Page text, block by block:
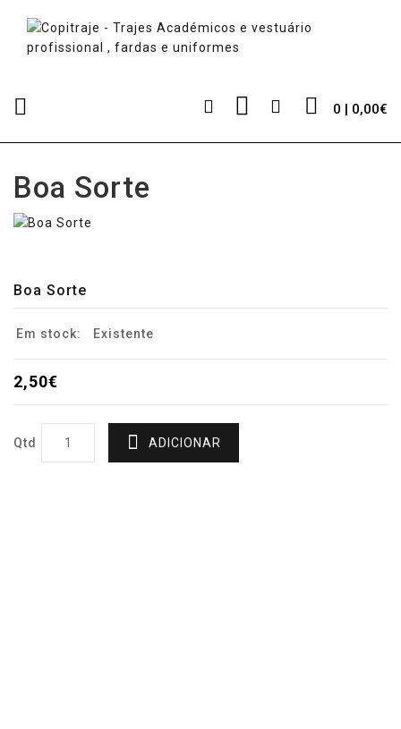
0 | 0,00€
Boa Sorte
Boa Sorte
Em stock: Existente
2,50€
Qtd ADICIONAR